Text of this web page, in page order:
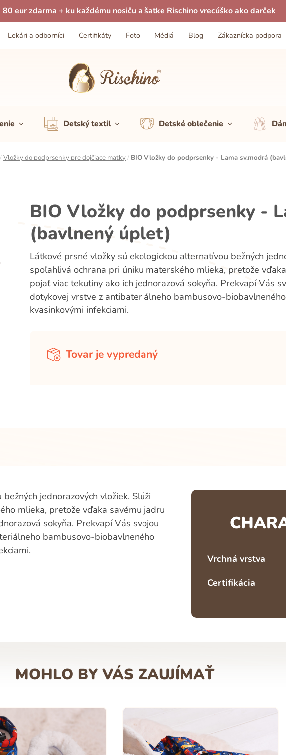
80 eur zdarma + ku každému nosiču a šatke Rischino vrecúško ako darček
Lekári a odborníci Certifikáty Foto Médiá Blog Zákaznícka podpora
Detský textil Detské oblečenie
/Vložky do podprsenky pre dojčiace matky/ BIO Vložky do podprsenky - Lama sv.modrá
BIO Vložky do podprsenky -
(bavlnený úplet)
Látkové prsné vložky sú ekologickou alternatívou bežných
spoľahlivá ochrana pri úniku materského mlieka, pretože
pojať viac tekutiny ako ich jednorazová sokyňa. Prekvapí Vás
dotykovej vrstve z antibateriálneho bambusovo-
kvasinkovými infekciami.
Tovar je vypredaný
jednorazových vložiek. Slúži
mlieka, pretože vďaka savému jadru
sokyňa. Prekvapí Vás svojou
bambusovo-biobavlneného
Vrchná vrstva
Certifikácia
MOHLO BY VÁS ZAUJÍMAŤ